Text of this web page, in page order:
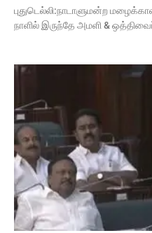
புதுடெல்லி:நாடாளுமன்ற
நாளில் இருந்தே அமளி &